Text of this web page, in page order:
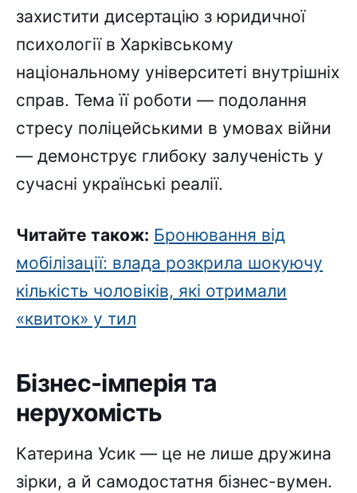
захистити дисертацію з юридичної
психології в Харківському
національному університеті внутрішніх
справ. Тема її роботи — подолання
стресу поліцейськими в умовах війни
— демонструє глибоку залученість у
сучасні українські реалії.
Читайте також: Бронювання від
мобілізації: влада розкрила шокуючу
кількість чоловіків, які отримали
«квиток» у тил
Бізнес-імперія та
нерухомість
Катерина Усик — це не лише дружина
зірки, а й самодостатня бізнес-вумен.